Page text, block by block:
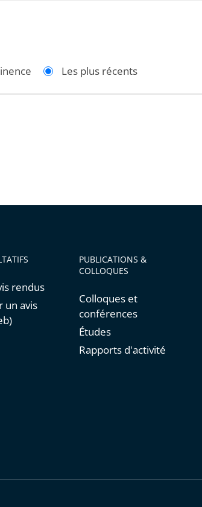
Les plus récents
rendus
un avis
PUBLICATIONS &
COLLOQUES
Colloques et
conférences
Études
Rapports d'activité